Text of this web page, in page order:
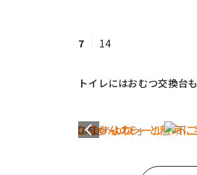
7 14
トイレにはおむつ交換台